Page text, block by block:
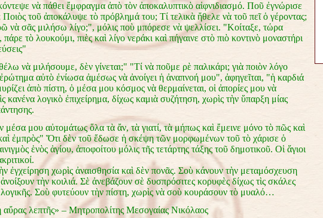
νὰ πάθει ἔμφραγμα ἀπὸ τὸν ἀποκαλυπτικὸ αἰφνιδιασμό. Ποῦ ἐγνώρισε
τοῦ ἀποκάλυψε τὸ πρόβλημά του; Τί τελικὰ ἤθελε νὰ τοῦ πεῖ ὁ γέροντας;
νὰ σᾶς μιλήσω λίγο;", μόλις ποὺ μπόρεσε νὰ ψελλίσει. "Κοίταξε, τώρα
τὸ λουκούμι, πιὲς καὶ λίγο νεράκι καὶ πήγαινε στὸ πιὸ κοντινὸ μοναστήρι
νὰ μιλήσουμε, δὲν γίνεται;" "Τί νὰ ποῦμε ρὲ παλικάρι; γιὰ ποιὸν λόγο
αὐτὸ ἐνίωσα ἀμέσως νὰ ἀνοίγει ἡ ἀναπνοή μου", ἀφηγεῖται, "ἡ καρδιά
ἀπὸ πίστη, ὁ μέσα μου κόσμος νὰ θερμαίνεται, οἱ ἀπορίες μου νὰ
κανένα λογικὸ ἐπιχείρημα, δίχως καμιὰ συζήτηση, χωρὶς τὴν ὕπαρξη μίας
μέσα μου αὐτομάτως ὅλα τὰ ἄν, τὰ γιατί, τὰ μήπως καὶ ἔμεινε μόνο τὸ πῶς καὶ
ἐμπρὸς" Ὅτι δὲν τοῦ ἔδωσε ἡ σκέψη τῶν μορφωμένων τοῦ τὸ χάρισε ὁ
ἑνὸς ἁγίου, ἀποφοίτου μόλις τῆς τετάρτης τάξης τοῦ δημοτικοῦ. Οἱ ἅγιοι
ἐγχείρηση χωρὶς ἀναισθησία καὶ δὲν πονᾶς. Σοὺ κάνουν τὴν μεταμόσχευση
τὴν κοιλιά. Σὲ ἀνεβάζουν σὲ δυσπρόσιτες κορυφὲς δίχως τὶς σκάλες
λογικῆς. Σοὺ φυτεύουν τὴν πίστη, χωρὶς νὰ σοὺ κουράσουν τὸ μυαλό…
λεπτῆς» – Μητροπολίτης Μεσογαίας Νικόλαος